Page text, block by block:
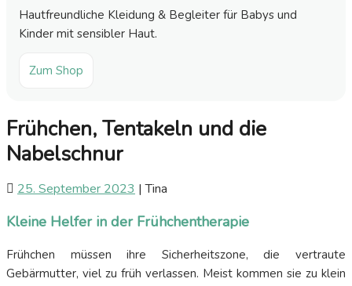
Hautfreundliche Kleidung & Begleiter für Babys und
Kinder mit sensibler Haut.
Zum Shop
Frühchen, Tentakeln und die
Nabelschnur
25. September 2023 |Tina
Kleine Helfer in der Frühchentherapie
Frühchen müssen ihre Sicherheitszone, die vertraute
Gebärmutter, viel zu früh verlassen. Meist kommen sie zu klein